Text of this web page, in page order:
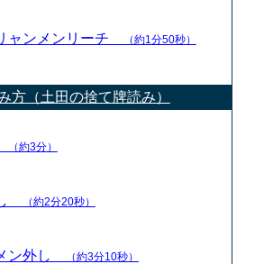
ャンメンリーチ （約1分50秒）
方（土田の捨て牌読み）
（約3分）
（約2分20秒）
ン外し （約3分10秒）